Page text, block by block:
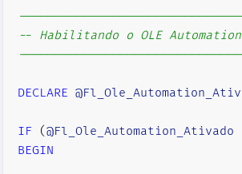
-- Habilitando o OLE
DECLARE
IF (@Fl_Ole_Automation_Ativado
BEGIN